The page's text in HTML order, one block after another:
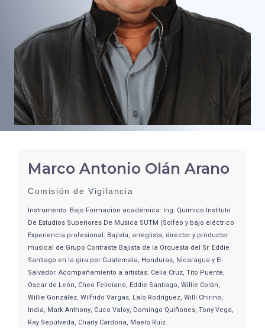
Marco Antonio Olán Arano
Comisión de Vigilancia
Instrumento: Bajo Formación académica: Ing. Químico Instituto
De Estudios Superiores De Musica SUTM (Solfeo y bajo eléctrico
Experiencia profesional: Bajista, arreglista, director y productor
musical de Grupo Contraste Bajista de la Orquesta del Sr. Eddie
Santiago en la gira por Guatemala, Honduras, Nicaragua y El
Salvador. Acompañamiento a artistas: Celia Cruz, Tito Puente,
Oscar de León, Cheo Feliciano, Eddie Santiago, Willie Colón,
Willie González, Wilfrido Vargas, Lalo Rodríguez, Willi Chirino,
India, Mark Anthony, Cuco Valoy, Domingo Quiñones, Tony Vega,
Ray Sepúlveda, Charly Cardona, Maelo Ruiz.